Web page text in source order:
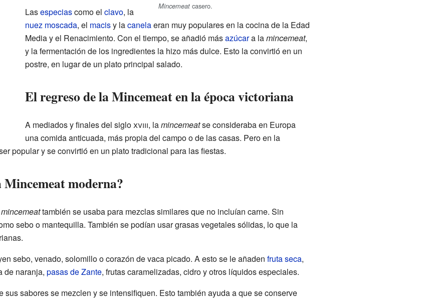
Mincemeat casero.
Lasespeciascomo el clavo, la
nuez moscada, el macisy lacanelaeran muy populares en la cocina de la Edad
Media y el Renacimiento. Con el tiempo, se añadió másazúcara lamincemeat,
y la fermentación de los ingredientes la hizo más dulce. Esto la convirtió en un
postre, en lugar de un plato principal salado.
El regreso de la Mincemeat en la época victoriana
A mediados y finales del sigloxviii, lamincemeatse consideraba en Europa
una comida anticuada, más propia del campo o de las casas. Pero en la
popular y se convirtió en un plato tradicional para las fiestas.
moderna?
mincemeattambién se usaba para mezclas similares que no incluían carne. Sin
sebo o mantequilla. También se podían usar grasas vegetales sólidas, lo que la
sebo, venado, solomillo o corazón de vaca picado. A esto se le añaden fruta seca,
de naranja, pasas de Zante, frutas caramelizadas, cidro y otros líquidos especiales.
sabores se mezclen y se intensifiquen. Esto también ayuda a que se conserve